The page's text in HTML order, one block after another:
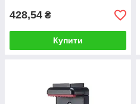
428,54 ₴
Купити